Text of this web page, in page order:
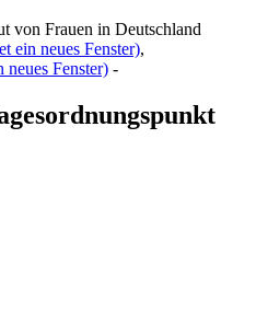
von Frauen in Deutschland
ein neues Fenster),
Fenster) -